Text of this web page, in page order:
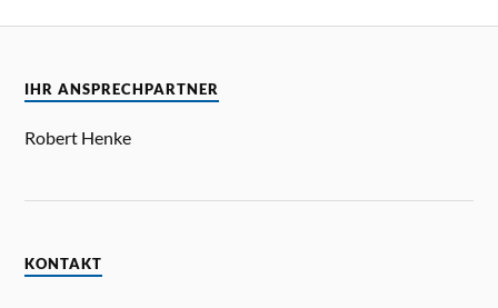
IHR ANSPRECHPARTNER
Robert Henke
KONTAKT